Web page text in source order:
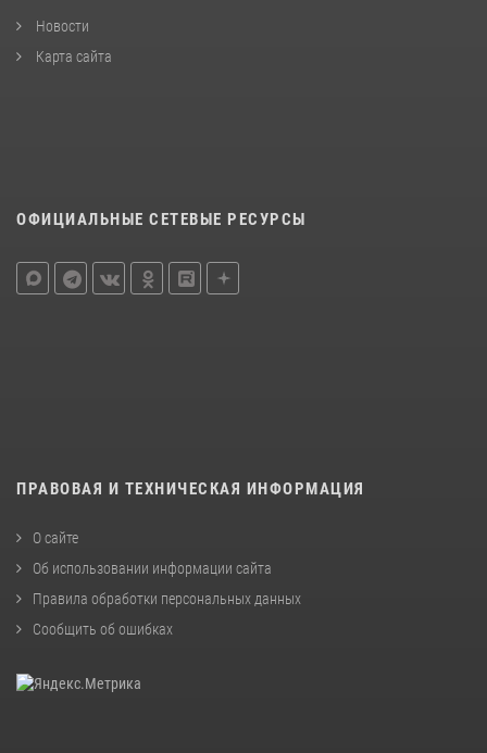
Новости
Карта сайта
ОФИЦИАЛЬНЫЕ СЕТЕВЫЕ РЕСУРСЫ
ПРАВОВАЯ И ТЕХНИЧЕСКАЯ ИНФОРМАЦИЯ
О сайте
Об использовании информации сайта
Правила обработки персональных данных
Сообщить об ошибках